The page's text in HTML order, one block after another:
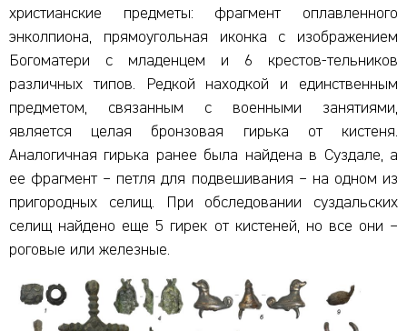
христианские предметы: фрагмент оплавленного
энколпиона, прямоугольная иконка с изображением
Богоматери с младенцем и 6 крестов-тельников
различных типов. Редкой находкой и единственным
предметом, связанным с военными занятиями,
является целая бронзовая гирька от кистеня.
Аналогичная гирька ранее была найдена в Суздале, а
ее фрагмент – петля для подвешивания – на одном из
пригородных селищ. При обследовании суздальских
селищ найдено еще 5 гирек от кистеней, но все они –
роговые или железные.